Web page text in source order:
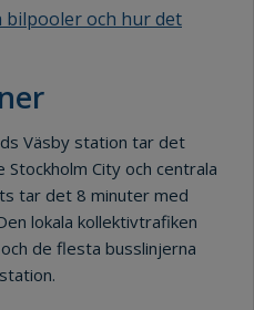
och hur det
Väsby station tar det
City och centrala
tar det 8 minuter med
lokala kollektivtrafiken
de flesta busslinjerna